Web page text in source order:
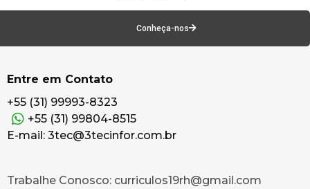
Conheça-nos
Entre em Contato
+55 (31) 99993-8323
+55 (31) 99804-8515
E-mail: 3tec@3tecinfor.com.br
Trabalhe Conosco: curriculos19rh@gmail.com